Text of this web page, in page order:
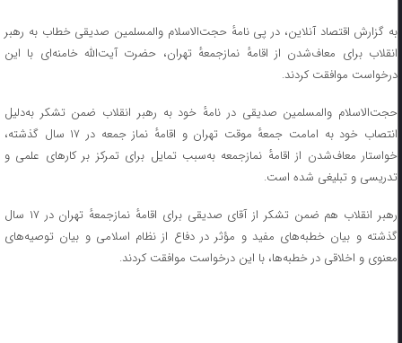
به گزارش اقتصاد آنلاین، در پی نامهٔ حجت‌الاسلام والمسلمین صدیقی خطاب به رهبر
انقلاب برای معاف‌شدن از اقامهٔ نمازجمعهٔ تهران، حضرت آیت‌الله خامنه‌ای با این
درخواست موافقت کردند.
حجت‌الاسلام والمسلمین صدیقی در نامهٔ خود به رهبر انقلاب ضمن تشکر به‌دلیل
انتصاب خود به امامت جمعهٔ موقت تهران و اقامهٔ نماز جمعه در ۱۷ سال گذشته،
خواستار معاف‌شدن از اقامهٔ نمازجمعه به‌سبب تمایل برای تمرکز بر کار‌های علمی و
تدریسی و تبلیغی شده است.
رهبر انقلاب هم ضمن تشکر از آقای صدیقی برای اقامهٔ نمازجمعهٔ تهران در ۱۷ سال
گذشته و بیان خطبه‌های مفید و مؤثر در دفاع از نظام اسلامی و بیان توصیه‌های
معنوی و اخلاقی در خطبه‌ها، با این درخواست موافقت کردند.